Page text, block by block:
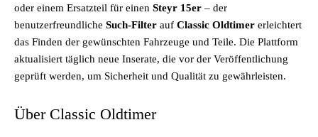
oder einem Ersatzteil für einen Steyr 15er – der
benutzerfreundliche Such-Filter auf Classic Oldtimer erleichtert
das Finden der gewünschten Fahrzeuge und Teile. Die Plattform
aktualisiert täglich neue Inserate, die vor der Veröffentlichung
geprüft werden, um Sicherheit und Qualität zu gewährleisten.
Über Classic Oldtimer